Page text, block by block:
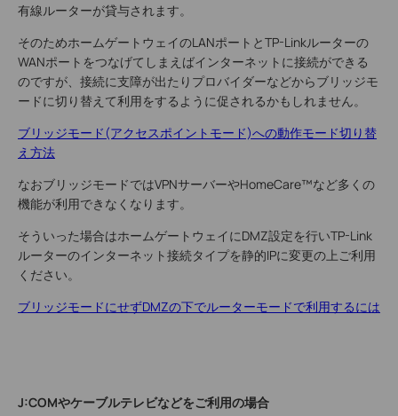
有線ルーターが貸与されます。
そのためホームゲートウェイのLANポートとTP-Linkルーターの
WANポートをつなげてしまえばインターネットに接続ができる
のですが、接続に支障が出たりプロバイダーなどからブリッジモ
ードに切り替えて利用をするように促されるかもしれません。
ブリッジモード(アクセスポイントモード)への動作モード切り替
え方法
なおブリッジモードではVPNサーバーやHomeCare™など多くの
機能が利用できなくなります。
そういった場合はホームゲートウェイにDMZ設定を行いTP-Link
ルーターのインターネット接続タイプを静的IPに変更の上ご利用
ください。
ブリッジモードにせずDMZの下でルーターモードで利用するには
J:COMやケーブルテレビなどをご利用の場合